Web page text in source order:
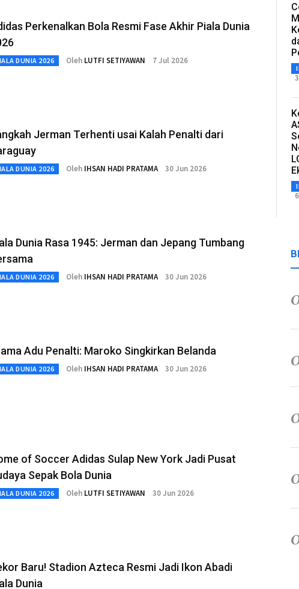
Perkenalkan Bola Resmi Fase Akhir Piala Dunia
DUNIA 2026 Oleh LUTFI SETIYAWAN 7 Jul 2026
Jerman Terhenti usai Kalah Penalti dari
DUNIA 2026 Oleh IHSAN HADI PRATAMA 30 Jun 2026
Dunia Rasa 1945: Jerman dan Jepang Tumbang
DUNIA 2026 Oleh IHSAN HADI PRATAMA 30 Jun 2026
Adu Penalti: Maroko Singkirkan Belanda
DUNIA 2026 Oleh IHSAN HADI PRATAMA 30 Jun 2026
of Soccer Adidas Sulap New York Jadi Pusat
Sepak Bola Dunia
DUNIA 2026 Oleh LUTFI SETIYAWAN 30 Jun 2026
Baru! Stadion Azteca Resmi Jadi Ikon Abadi
Dunia